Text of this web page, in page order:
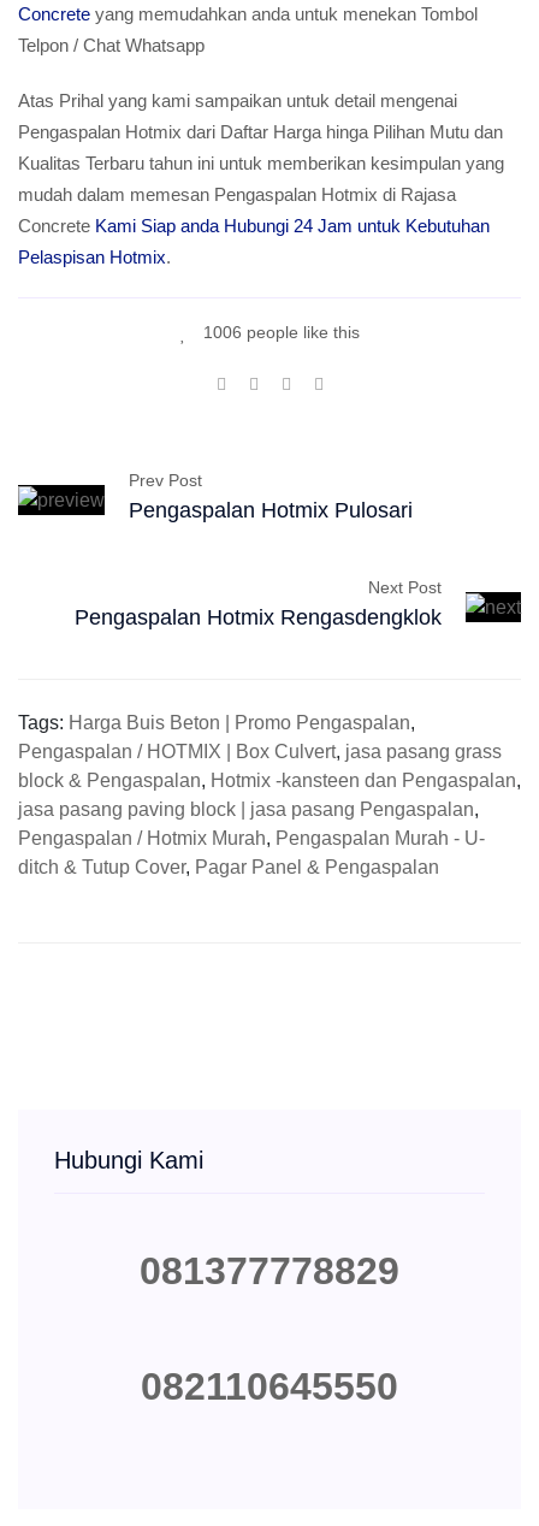
Concrete yang memudahkan anda untuk menekan Tombol
Telpon / Chat Whatsapp
Atas Prihal yang kami sampaikan untuk detail mengenai
Pengaspalan Hotmix dari Daftar Harga hinga Pilihan Mutu dan
Kualitas Terbaru tahun ini untuk memberikan kesimpulan yang
mudah dalam memesan Pengaspalan Hotmix di Rajasa
Concrete Kami Siap anda Hubungi 24 Jam untuk Kebutuhan
Pelaspisan Hotmix.
1006 people like this
Prev Post
Pengaspalan Hotmix Pulosari
Next Post
Pengaspalan Hotmix Rengasdengklok
Tags: Harga Buis Beton | Promo Pengaspalan,
Pengaspalan / HOTMIX | Box Culvert, jasa pasang grass
block & Pengaspalan, Hotmix -kansteen dan Pengaspalan,
jasa pasang paving block | jasa pasang Pengaspalan,
Pengaspalan / Hotmix Murah, Pengaspalan Murah - U-
ditch & Tutup Cover, Pagar Panel & Pengaspalan
Hubungi Kami
081377778829
082110645550